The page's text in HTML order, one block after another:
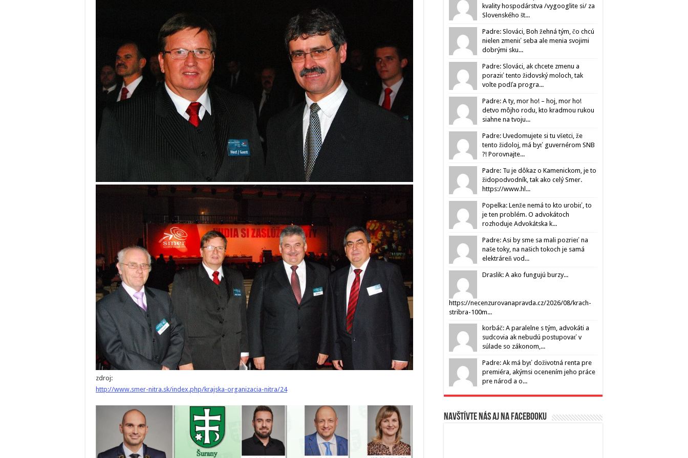
zdroj:
http://www.smer-nitra.sk/index.php/krajska-organizacia-nitra/24
kvality hospodárstva /vygooglite si/ za
Slovenského št...
Padre: Slováci, Boh žehná tým, čo chcú
nielen zmeniť seba ale menia svojimi
dobrými sku...
Padre: Slováci, ak chcete zmenu a
poraziť tento židovský moloch, tak
volte podľa progra...
Padre: A ty, mor ho! – hoj, mor ho!
detvo môjho rodu, kto kradmou rukou
siahne na tvoju...
Padre: Uvedomujete si tu všetci, že
tento židoloj, má byť guvernérom SNB
?! Porovnajte...
Padre: Tu je dôkaz o Kamenickom, je to
židopodvodník, tak ako celý Smer.
https://www.hl...
Popelka: Lenže nemá to kto urobiť, to
je ten problém. O advokátoch
rozhoduje Advokátska k...
Padre: Asi by sme sa mali pozrieť na
naše toky, na našich tokoch je samá
elektráreň vod...
Draslik: A ako fungujú burzy...
https://necenzurovanapravda.cz/2026/08/krach-
stribra-100m...
korbáč: A paralelne s tým, advokáti a
sudcovia ak nebudú postupovať v
súlade so zákonom,...
Padre: Ak má byť doživotná renta pre
premiéra, akýmsi ocenením jeho práce
pre národ a o...
Navštívte nás aj na Facebooku